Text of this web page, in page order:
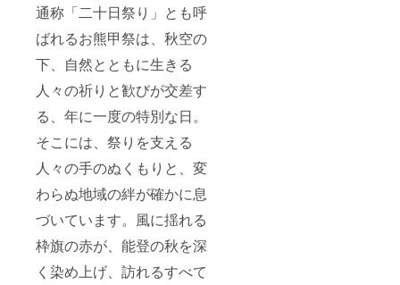
通称「二十日祭り」とも呼
ばれるお熊甲祭は、秋空の
下、自然とともに生きる
人々の祈りと歓びが交差す
る、年に一度の特別な日。
そこには、祭りを支える
人々の手のぬくもりと、変
わらぬ地域の絆が確かに息
づいています。風に揺れる
枠旗の赤が、能登の秋を深
く染め上げ、訪れるすべて